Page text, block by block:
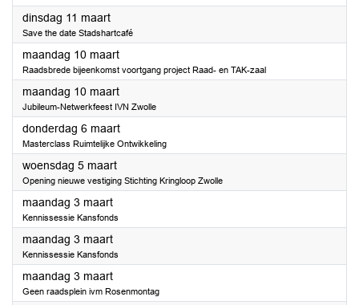
dinsdag 11 maart2025
Save the date Stadshartcafé
maandag 10 maart2025
Raadsbrede bijeenkomst voortgang project Raad- en TAK-zaal
maandag 10 maart2025
Jubileum-Netwerkfeest IVN Zwolle
donderdag 6 maart2025
Masterclass Ruimtelijke Ontwikkeling
woensdag 5 maart2025
Opening nieuwe vestiging Stichting Kringloop Zwolle
maandag 3 maart2025
Kennissessie Kansfonds
maandag 3 maart2025
Kennissessie Kansfonds
maandag 3 maart2025
Geen raadsplein ivm Rosenmontag